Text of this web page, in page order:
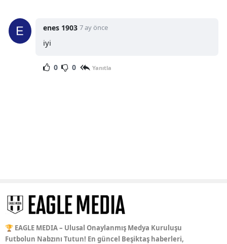
enes 1903 7 ay önce
iyi
0 0 Yanıtla
🏆 EAGLE MEDIA – Ulusal Onaylanmış Medya Kuruluşu
Futbolun Nabzını Tutun! En güncel Beşiktaş haberleri,